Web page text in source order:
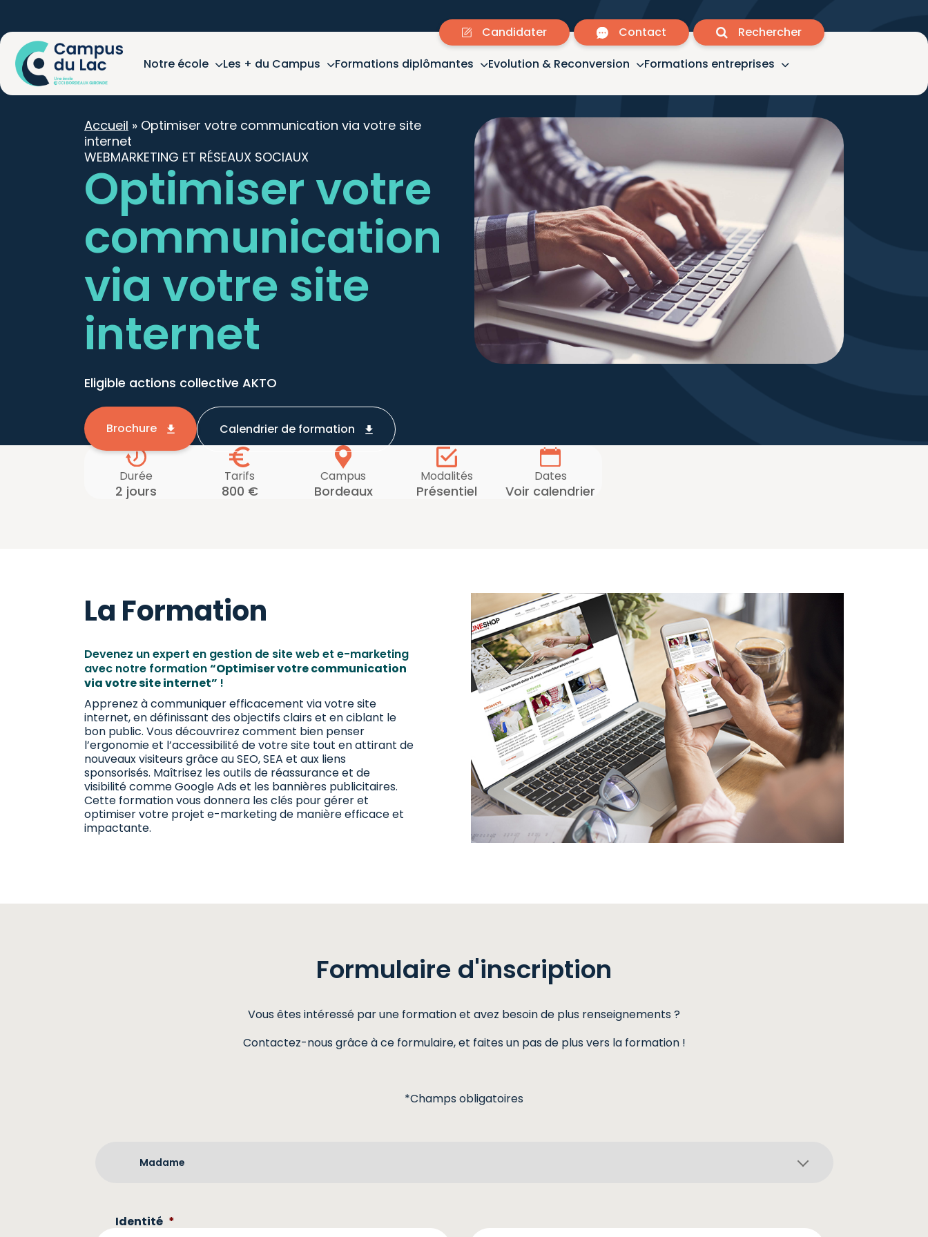
Candidater Contact
Rechercher
Notre école
Les + du Campus Formations diplômantes Evolution & Reconversion Formations entreprises
Accueil » Optimiser votre communication via votre site
internet
WEBMARKETING ET RÉSEAUX SOCIAUX
Optimiser votre
communication
via votre site
internet
Eligible actions collective AKTO
Brochure Calendrier de formation
Durée
2 jours
Tarifs
800 €
Campus
Bordeaux
Modalités
Présentiel
Dates
Voir calendrier
La Formation
Devenez un expert en gestion de site web et e-marketing
avec notre formation“Optimiser votre communication
via votre site internet” !
Apprenez à communiquer efficacement via votre site
internet, en définissant des objectifs clairs et en ciblant le
bon public. Vous découvrirez comment bien penser
l’ergonomie et l’accessibilité de votre site tout en attirant de
nouveaux visiteurs grâce au SEO, SEA et aux liens
sponsorisés. Maîtrisez les outils de réassurance et de
visibilité comme Google Ads et les bannières publicitaires.
Cette formation vous donnera les clés pour gérer et
optimiser votre projet e-marketing de manière efficace et
impactante.
Formulaire d'inscription
Vous êtes intéressé par une formation et avez besoin de plus renseignements ?
Contactez-nous grâce à ce formulaire, et faites un pas de plus vers la formation !
*Champs obligatoires
Identité *